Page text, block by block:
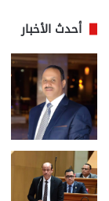
أحدث الأخبار